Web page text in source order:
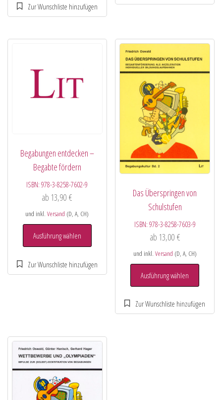
Begabungen entdecken –
Begabte fördern
ISBN:978-3-8258-7602-9
ab 13,90€
und inkl.Versand (D, A, CH)
Ausführung wählen
Das Überspringen von
Schulstufen
ISBN: 978-3-8258-7603-9
ab 13,00 €
und inkl. Versand (D, A, CH)
Ausführung wählen